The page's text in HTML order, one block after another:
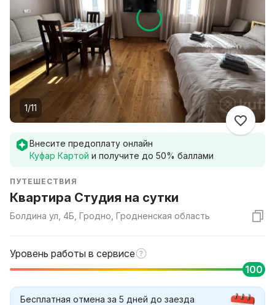
1/11
Внесите предоплату онлайн
Куфар Картой и получите до 50% баллами
ПУТЕШЕСТВИЯ
Квартира Студия на сутки
Болдина ул, 4Б, Гродно, Гродненская область
Уровень работы в сервисе
100
Бесплатная отмена за 5 дней до заезда